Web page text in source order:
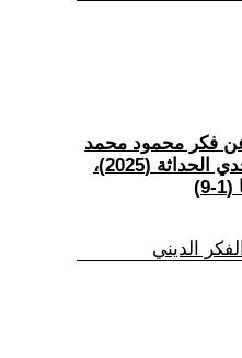
عن فكر محمود محمد
طه- كتاب: الإسلام المعاصر وتحدي الحداثة (2025)،
الديني